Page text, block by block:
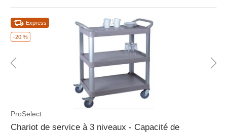
-20 %
Express
ProSelect
Chariot de service à 3 niveaux - Capacité de